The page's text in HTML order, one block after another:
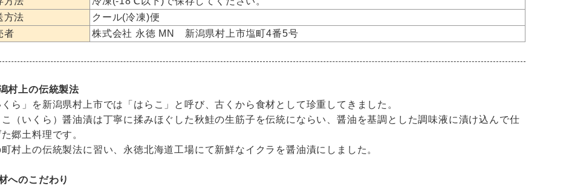
方法
クール(冷凍)便
者
株式会社 永徳 MN 新潟県村上市塩町4番5号
村上の伝統製法
くら」を新潟県村上市では「はらこ」と呼び、古くから食材として珍重してきました。
こ（いくら）醤油漬は丁寧に揉みほぐした秋鮭の生筋子を伝統にならい、醤油を基調とした調味液に漬け込んで仕
た郷土料理です。
村上の伝統製法に習い、永徳北海道工場にて新鮮なイクラを醤油漬にしました。
へのこだわり